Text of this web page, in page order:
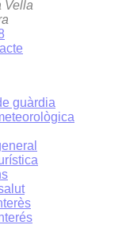
Vella
guàrdia